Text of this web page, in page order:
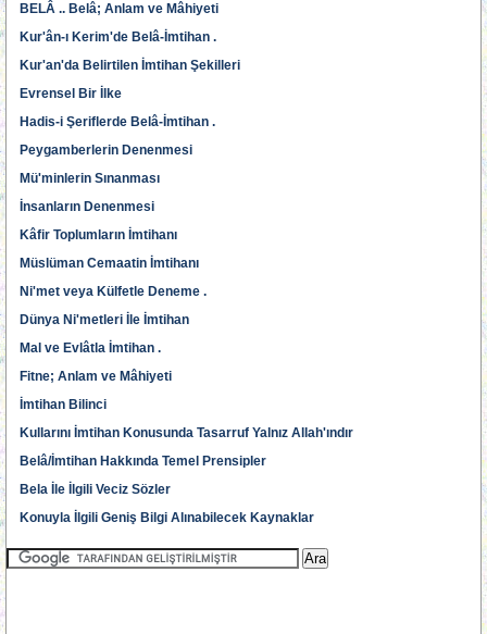
BELÂ .. Belâ; Anlam ve Mâhiyeti
Kur'ân-ı Kerim'de Belâ-İmtihan .
Kur'an'da Belirtilen İmtihan Şekilleri
Evrensel Bir İlke
Hadis-i Şeriflerde Belâ-İmtihan .
Peygamberlerin Denenmesi
Mü'minlerin Sınanması
İnsanların Denenmesi
Kâfir Toplumların İmtihanı
Müslüman Cemaatin İmtihanı
Ni'met veya Külfetle Deneme .
Dünya Ni'metleri İle İmtihan
Mal ve Evlâtla İmtihan .
Fitne; Anlam ve Mâhiyeti
İmtihan Bilinci
Kullarını İmtihan Konusunda Tasarruf Yalnız Allah'ındır
Belâ/İmtihan Hakkında Temel Prensipler
Bela İle İlgili Veciz Sözler
Konuyla İlgili Geniş Bilgi Alınabilecek Kaynaklar